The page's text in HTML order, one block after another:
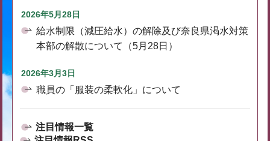
2026年5月28日
給水制限（減圧給水）の解除及び奈良県渇水対策
本部の解散について（5月28日）
2026年3月3日
職員の「服装の柔軟化」について
注目情報一覧